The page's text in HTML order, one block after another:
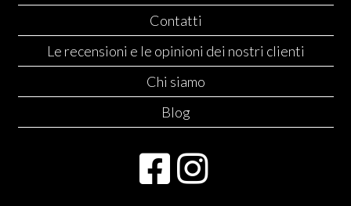
Contatti
Le recensioni e le opinioni dei nostri clienti
Chi siamo
Blog